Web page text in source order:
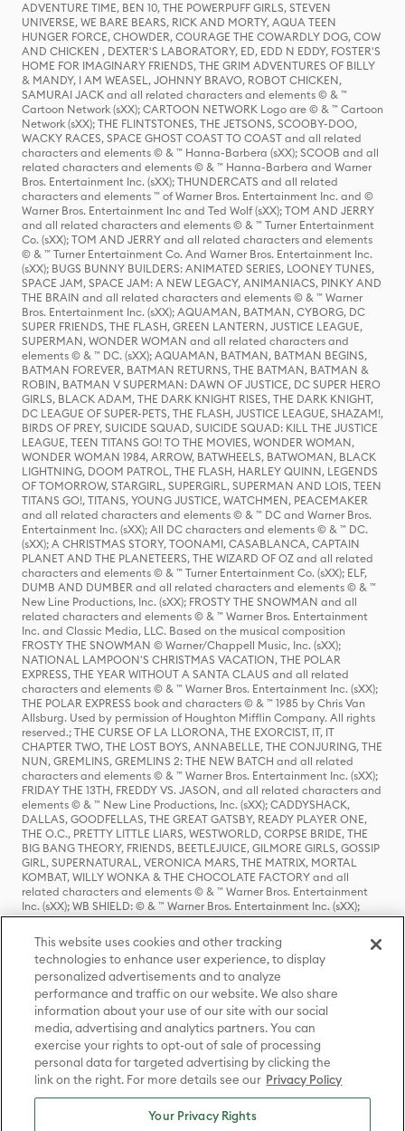
ADVENTURE TIME, BEN 10, THE POWERPUFF GIRLS, STEVEN
UNIVERSE, WE BARE BEARS, RICK AND MORTY, AQUA TEEN
HUNGER FORCE, CHOWDER, COURAGE THE COWARDLY DOG, COW
AND CHICKEN , DEXTER'S LABORATORY, ED, EDD N EDDY, FOSTER'S
HOME FOR IMAGINARY FRIENDS, THE GRIM ADVENTURES OF BILLY
& MANDY, I AM WEASEL, JOHNNY BRAVO, ROBOT CHICKEN,
SAMURAI JACK and all related characters and elements © & ™
Cartoon Network (sXX); CARTOON NETWORK Logo are © & ™ Cartoon
Network (sXX); THE FLINTSTONES, THE JETSONS, SCOOBY-DOO,
WACKY RACES, SPACE GHOST COAST TO COAST and all related
characters and elements © & ™ Hanna-Barbera (sXX); SCOOB and all
related characters and elements © & ™ Hanna-Barbera and Warner
Bros. Entertainment Inc. (sXX); THUNDERCATS and all related
characters and elements ™ of Warner Bros. Entertainment Inc. and ©
Warner Bros. Entertainment Inc and Ted Wolf (sXX); TOM AND JERRY
and all related characters and elements © & ™ Turner Entertainment
Co. (sXX); TOM AND JERRY and all related characters and elements
© & ™ Turner Entertainment Co. And Warner Bros. Entertainment Inc.
(sXX); BUGS BUNNY BUILDERS: ANIMATED SERIES, LOONEY TUNES,
SPACE JAM, SPACE JAM: A NEW LEGACY, ANIMANIACS, PINKY AND
THE BRAIN and all related characters and elements © & ™ Warner
Bros. Entertainment Inc. (sXX); AQUAMAN, BATMAN, CYBORG, DC
SUPER FRIENDS, THE FLASH, GREEN LANTERN, JUSTICE LEAGUE,
SUPERMAN, WONDER WOMAN and all related characters and
elements © & ™ DC. (sXX); AQUAMAN, BATMAN, BATMAN BEGINS,
BATMAN FOREVER, BATMAN RETURNS, THE BATMAN, BATMAN &
ROBIN, BATMAN V SUPERMAN: DAWN OF JUSTICE, DC SUPER HERO
GIRLS, BLACK ADAM, THE DARK KNIGHT RISES, THE DARK KNIGHT,
DC LEAGUE OF SUPER-PETS, THE FLASH, JUSTICE LEAGUE, SHAZAM!,
BIRDS OF PREY, SUICIDE SQUAD, SUICIDE SQUAD: KILL THE JUSTICE
LEAGUE, TEEN TITANS GO! TO THE MOVIES, WONDER WOMAN,
WONDER WOMAN 1984, ARROW, BATWHEELS, BATWOMAN, BLACK
LIGHTNING, DOOM PATROL, THE FLASH, HARLEY QUINN, LEGENDS
OF TOMORROW, STARGIRL, SUPERGIRL, SUPERMAN AND LOIS, TEEN
TITANS GO!, TITANS, YOUNG JUSTICE, WATCHMEN, PEACEMAKER
and all related characters and elements © & ™ DC and Warner Bros.
Entertainment Inc. (sXX); All DC characters and elements © & ™ DC.
(sXX); A CHRISTMAS STORY, TOONAMI, CASABLANCA, CAPTAIN
PLANET AND THE PLANETEERS, THE WIZARD OF OZ and all related
characters and elements © & ™ Turner Entertainment Co. (sXX); ELF,
DUMB AND DUMBER and all related characters and elements © & ™
New Line Productions, Inc. (sXX); FROSTY THE SNOWMAN and all
related characters and elements © & ™ Warner Bros. Entertainment
Inc. and Classic Media, LLC. Based on the musical composition
FROSTY THE SNOWMAN © Warner/Chappell Music, Inc. (sXX);
NATIONAL LAMPOON'S CHRISTMAS VACATION, THE POLAR
EXPRESS, THE YEAR WITHOUT A SANTA CLAUS and all related
characters and elements © & ™ Warner Bros. Entertainment Inc. (sXX);
THE POLAR EXPRESS book and characters © & ™ 1985 by Chris Van
Allsburg. Used by permission of Houghton Mifflin Company. All rights
reserved.; THE CURSE OF LA LLORONA, THE EXORCIST, IT, IT
CHAPTER TWO, THE LOST BOYS, ANNABELLE, THE CONJURING, THE
NUN, GREMLINS, GREMLINS 2: THE NEW BATCH and all related
characters and elements © & ™ Warner Bros. Entertainment Inc. (sXX);
FRIDAY THE 13TH, FREDDY VS. JASON, and all related characters and
elements © & ™ New Line Productions, Inc. (sXX); CADDYSHACK,
DALLAS, GOODFELLAS, THE GREAT GATSBY, READY PLAYER ONE,
THE O.C., PRETTY LITTLE LIARS, WESTWORLD, CORPSE BRIDE, THE
BIG BANG THEORY, FRIENDS, BEETLEJUICE, GILMORE GIRLS, GOSSIP
GIRL, SUPERNATURAL, VERONICA MARS, THE MATRIX, MORTAL
KOMBAT, WILLY WONKA & THE CHOCOLATE FACTORY and all
related characters and elements © & ™ Warner Bros. Entertainment
Inc. (sXX); WB SHIELD: © & ™ Warner Bros. Entertainment Inc. (sXX);
HOUSE OF THE DRAGON, GAME OF THRONES, and all related
characters and elements © & ™ Home Box Office, Inc. (sXX); CHILLING
ADVENTURES OF SABRINA, RIVERDALE © & ™ Warner Bros.
Entertainment Inc. Archie Comics and all related characters and
elements © & ™ Archie Comic Publications, Inc. Used with permission.
(sXX); SEINFELD and all related characters and elements © & ™ Castle
Rock Entertainment. (sXX); TED LASSO © & ™ Warner Bros.
Entertainment Inc. & Universal Television LLC (sXX); THE HOBBIT: AN
UNEXPECTED JOURNEY, THE HOBBIT: THE DESOLATION OF SMAUG,
THE HOBBIT: THE BATTLE OF THE FIVE ARMIES, THE LORD OF THE
RINGS: THE FELLOWSHIP OF THE RING, THE LORD OF THE RINGS: THE
TWO TOWERS, THE LORD OF THE RINGS: THE RETURN OF THE KING
and the names of the characters, items, events and places therein are
TM of The Saul Zaentz Company d/b/a Middle-earth Enterprises
under license to New Line Productions, Inc. (sXX), © Warner Bros.
This website uses cookies and other tracking
technologies to enhance user experience, to display
personalized advertisements and to analyze
performance and traffic on our website. We also share
information about your use of our site with our social
media, advertising and analytics partners. You can
exercise your rights to opt-out of sale of processing
personal data for targeted advertising by clicking the
link on the right. For more details see our Privacy Policy
Your Privacy Rights